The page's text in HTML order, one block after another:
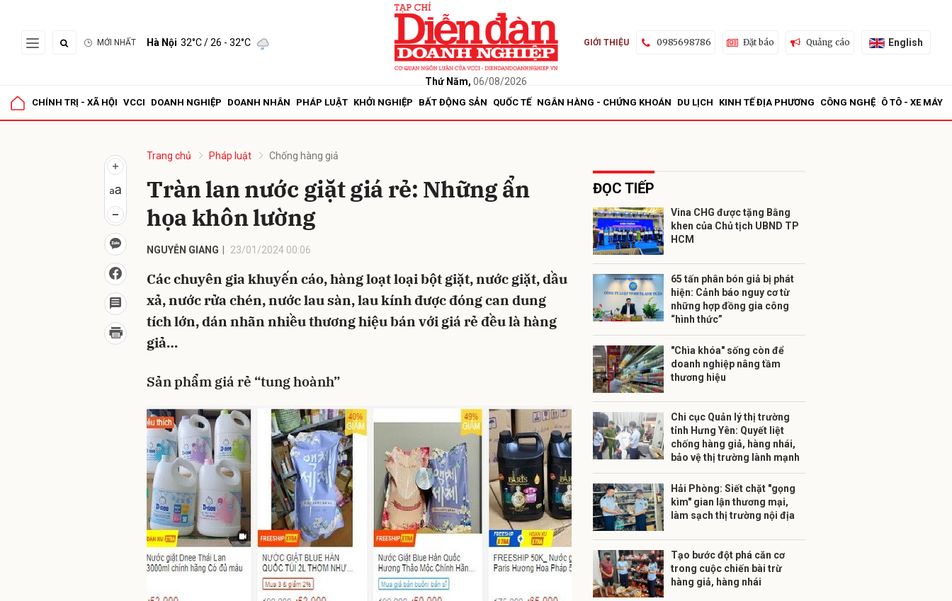
MỚI NHẤT Hà Nội 32°C/ 26 - 32°C
Thứ Năm, 06/08/2026
GIỚI THIỆU 0985698786 Đặt báo Quảng cáo English
CHÍNH TRỊ - XÃ HỘI VCCI DOANH NGHIỆP DOANH NHÂN PHÁP LUẬT KHỞI NGHIỆP BẤT ĐỘNG SẢN QUỐC TẾ NGÂN HÀNG - CHỨNG KHOÁN DU LỊCH KINH TẾ ĐỊA PHƯƠNG CÔNG NGHỆ Ô TÔ - XE MÁY
Trang chủ Pháp luật Chống hàng giả
Tràn lan nước giặt giá rẻ: Những ẩn
họa khôn lường
NGUYỄN GIANG 23/01/2024 00:06
Các chuyên gia khuyến cáo, hàng loạt loại bột giặt, nước giặt, dầu
xả, nước rửa chén, nước lau sàn, lau kính được đóng can dung
tích lớn, dán nhãn nhiều thương hiệu bán với giá rẻ đều là hàng
giả…
Sản phẩm giá rẻ “tung hoành”
ĐỌC TIẾP
Vina CHG được tặng Bằng
khen của Chủ tịch UBND TP
HCM
65 tấn phân bón giả bị phát
hiện: Cảnh báo nguy cơ từ
những hợp đồng gia công
“hình thức”
"Chìa khóa" sống còn để
doanh nghiệp nâng tầm
thương hiệu
Chi cục Quản lý thị trường
tỉnh Hưng Yên: Quyết liệt
chống hàng giả, hàng nhái,
bảo vệ thị trường lành mạnh
Hải Phòng: Siết chặt "gọng
kìm" gian lận thương mại,
làm sạch thị trường nội địa
Tạo bước đột phá căn cơ
trong cuộc chiến bài trừ
hàng giả, hàng nhái
Gửi